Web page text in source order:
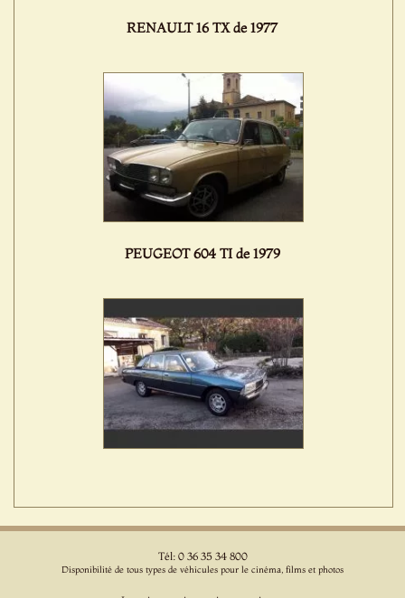
RENAULT 16 TX de 1977
PEUGEOT 604 TI de 1979
Tél: 0 36 35 34 800
Disponibilité de tous types de véhicules pour le cinéma, films et photos